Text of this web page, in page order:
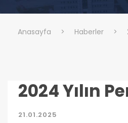
Anasayfa > Haberler >
2024 Yılın
21.01.2025